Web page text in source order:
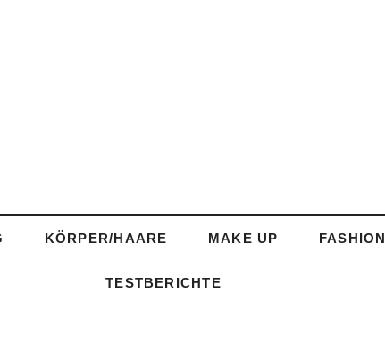
KÖRPER/HAARE MAKE UP FASHION
TESTBERICHTE